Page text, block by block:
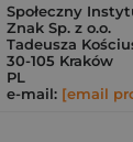
Społeczny
Znak Sp. z o.o.
Tadeusza
30-105 Kraków
PL
e-mail: [email